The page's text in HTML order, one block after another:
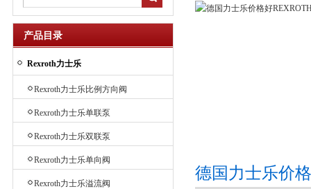
产品目录
Rexroth力士乐
Rexroth力士乐比例方向阀
Rexroth力士乐单联泵
Rexroth力士乐双联泵
Rexroth力士乐单向阀
Rexroth力士乐溢流阀
德国力士乐价